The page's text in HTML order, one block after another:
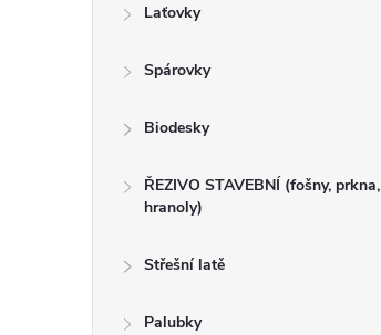
Laťovky
Spárovky
Biodesky
ŘEZIVO STAVEBNÍ (fošny, prkna,
hranoly)
Střešní latě
Palubky